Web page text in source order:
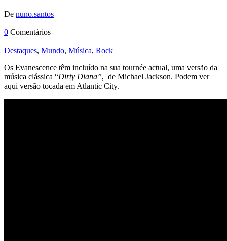
|
De nuno.santos
|
0 Comentários
|
Destaques, Mundo, Música, Rock
Os Evanescence têm incluído na sua tournée actual, uma versão da
música clássica “Dirty Diana”, de Michael Jackson. Podem ver
aqui versão tocada em Atlantic City.